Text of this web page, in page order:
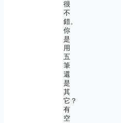
很
不
錯。
你
是
用
五
筆
還
是
其
它？
有
空